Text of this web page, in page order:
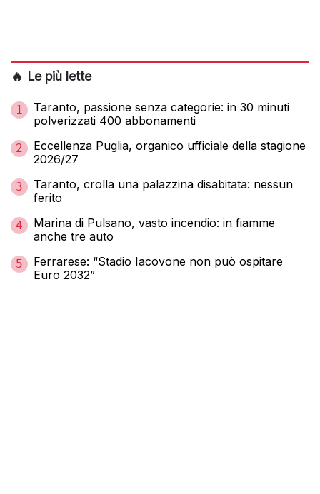
🔥 Le più lette
1
Taranto, passione senza categorie: in 30 minuti
polverizzati 400 abbonamenti
2
Eccellenza Puglia, organico ufficiale della stagione
2026/27
3
Taranto, crolla una palazzina disabitata: nessun
ferito
4
Marina di Pulsano, vasto incendio: in fiamme
anche tre auto
5
Ferrarese: “Stadio Iacovone non può ospitare
Euro 2032”